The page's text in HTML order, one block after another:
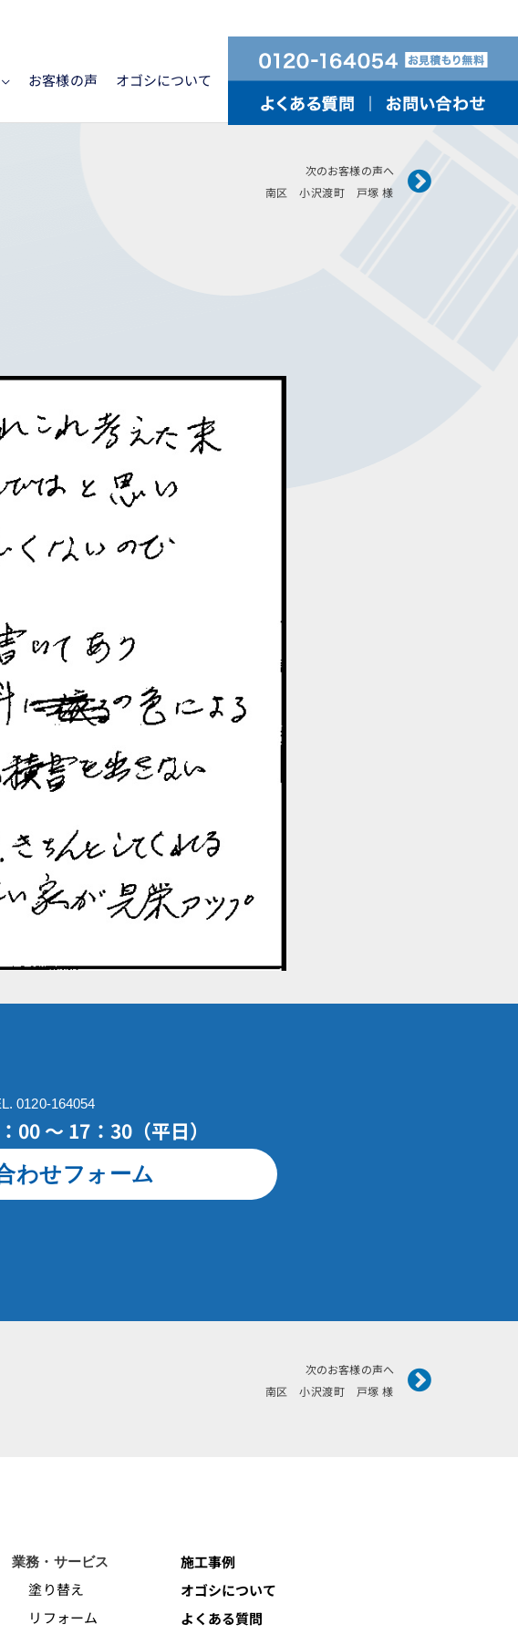
お客様の声 オゴシについて
次のお客様の声へ
南区 小沢渡町 戸塚 様
Next
0120-164054
00 ～ 17：30（平日）
わせフォーム
次のお客様の声へ
南区 小沢渡町 戸塚 様
Next
業務・サービス
塗り替え
リフォーム
施工事例
オゴシについて
よくある質問